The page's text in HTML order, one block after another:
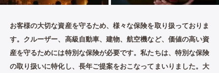
お客様の大切な資産を守るため、様々な保険を取り扱っておりま
す。クルーザー、高級自動車、建物、航空機など、価値の高い資
産を守るためには特別な保険が必要です。私たちは、特別な保険
の取り扱いに特化し、長年ご提案をおこなってまいりました。大